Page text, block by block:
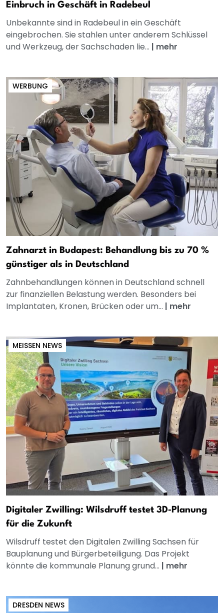
Einbruch in Geschäft in Radebeul
Unbekannte sind in Radebeul in ein Geschäft
eingebrochen. Sie stahlen unter anderem Schlüssel
und Werkzeug, der Sachschaden lie... | mehr
WERBUNG
Zahnarzt in Budapest: Behandlung bis zu 70 %
günstiger als in Deutschland
Zahnbehandlungen können in Deutschland schnell
zur finanziellen Belastung werden. Besonders bei
Implantaten, Kronen, Brücken oder um... | mehr
MEISSEN NEWS
Digitaler Zwilling: Wilsdruff testet 3D‑Planung
für die Zukunft
Wilsdruff testet den Digitalen Zwilling Sachsen für
Bauplanung und Bürgerbeteiligung. Das Projekt
könnte die kommunale Planung grund... | mehr
DRESDEN NEWS